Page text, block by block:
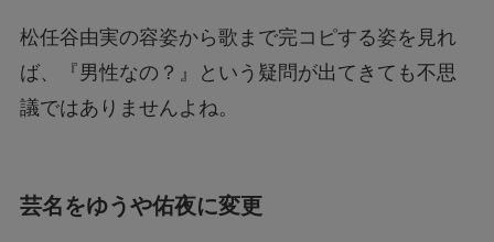
松任谷由実の容姿から歌まで完コピする姿を見れ
ば、『男性なの？』という疑問が出てきても不思
議ではありませんよね。
芸名をゆうや佑夜に変更